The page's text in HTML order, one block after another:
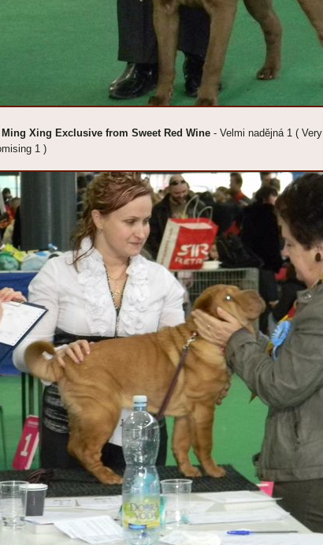
Xing Exclusive from Sweet Red Wine - Velmi nadějná 1 ( Very
1 )